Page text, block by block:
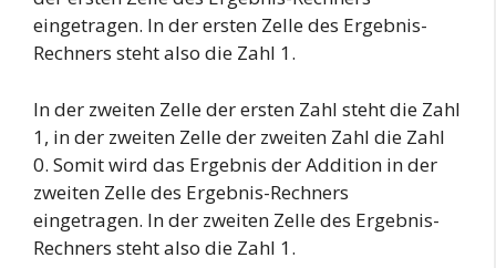
eingetragen. In der ersten Zelle des Ergebnis-
Rechners steht also die Zahl 1.
In der zweiten Zelle der ersten Zahl steht die Zahl
1, in der zweiten Zelle der zweiten Zahl die Zahl
0. Somit wird das Ergebnis der Addition in der
zweiten Zelle des Ergebnis-Rechners
eingetragen. In der zweiten Zelle des Ergebnis-
Rechners steht also die Zahl 1.